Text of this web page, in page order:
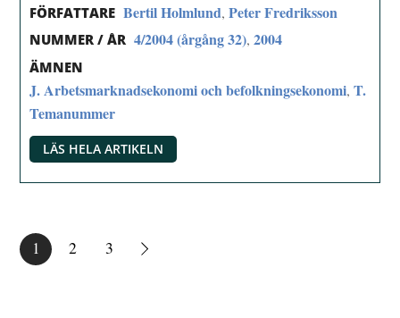
FÖRFATTARE Bertil Holmlund,Peter Fredriksson
NUMMER / ÅR 4/2004 (årgång 32),2004
ÄMNEN
J. Arbetsmarknadsekonomi och befolkningsekonomi,T.
Temanummer
LÄS HELA ARTIKELN
1 2 3